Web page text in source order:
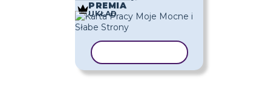
PREMIA
UKŁAD